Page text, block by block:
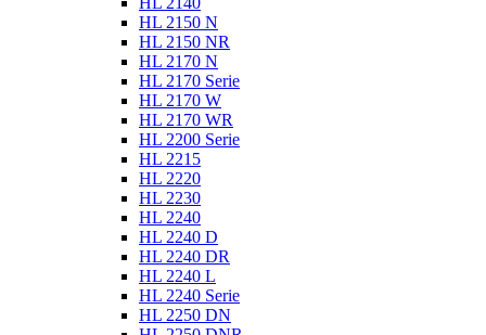
HL 2150 N
HL 2150 NR
HL 2170 N
HL 2170 Serie
HL 2170 W
HL 2170 WR
HL 2200 Serie
HL 2215
HL 2220
HL 2230
HL 2240
HL 2240 D
HL 2240 DR
HL 2240 L
HL 2240 Serie
HL 2250 DN